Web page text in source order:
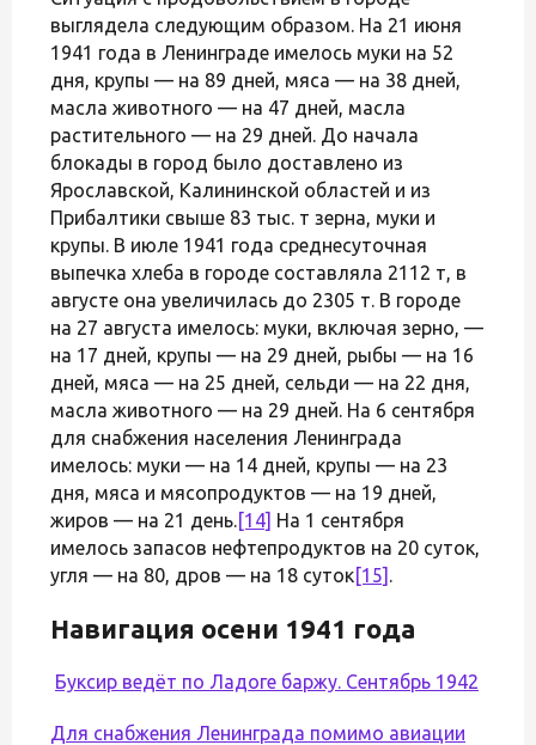
выглядела следующим образом. На 21 июня
1941 года в Ленинграде имелось муки на 52
дня, крупы — на 89 дней, мяса — на 38 дней,
масла животного — на 47 дней, масла
растительного — на 29 дней. До начала
блокады в город было доставлено из
Ярославской, Калининской областей и из
Прибалтики свыше 83 тыс. т зерна, муки и
крупы. В июле 1941 года среднесуточная
выпечка хлеба в городе составляла 2112 т, в
августе она увеличилась до 2305 т. В городе
на 27 августа имелось: муки, включая зерно, —
на 17 дней, крупы — на 29 дней, рыбы — на 16
дней, мяса — на 25 дней, сельди — на 22 дня,
масла животного — на 29 дней. На 6 сентября
для снабжения населения Ленинграда
имелось: муки — на 14 дней, крупы — на 23
дня, мяса и мясопродуктов — на 19 дней,
жиров — на 21 день.[14] На 1 сентября
имелось запасов нефтепродуктов на 20 суток,
угля — на 80, дров — на 18 суток[15] .
Навигация осени 1941 года
Буксир ведёт по Ладоге баржу. Сентябрь 1942
Для снабжения Ленинграда помимо авиации